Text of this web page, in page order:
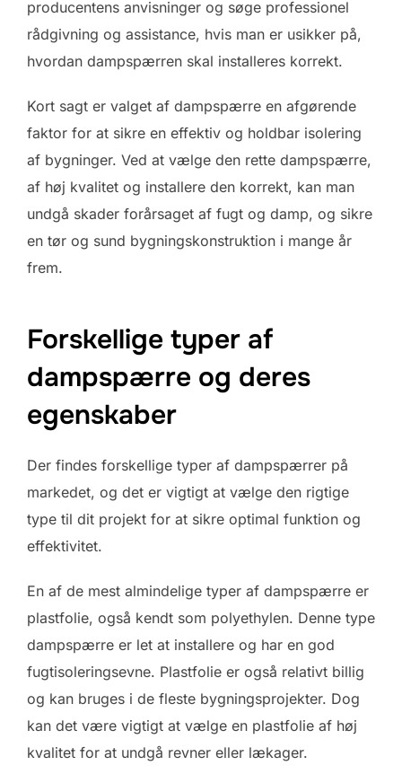
producentens anvisninger og søge professionel
rådgivning og assistance, hvis man er usikker på,
hvordan dampspærren skal installeres korrekt.
Kort sagt er valget af dampspærre en afgørende
faktor for at sikre en effektiv og holdbar isolering
af bygninger. Ved at vælge den rette dampspærre,
af høj kvalitet og installere den korrekt, kan man
undgå skader forårsaget af fugt og damp, og sikre
en tør og sund bygningskonstruktion i mange år
frem.
Forskellige typer af
dampspærre og deres
egenskaber
Der findes forskellige typer af dampspærrer på
markedet, og det er vigtigt at vælge den rigtige
type til dit projekt for at sikre optimal funktion og
effektivitet.
En af de mest almindelige typer af dampspærre er
plastfolie, også kendt som polyethylen. Denne type
dampspærre er let at installere og har en god
fugtisoleringsevne. Plastfolie er også relativt billig
og kan bruges i de fleste bygningsprojekter. Dog
kan det være vigtigt at vælge en plastfolie af høj
kvalitet for at undgå revner eller lækager.